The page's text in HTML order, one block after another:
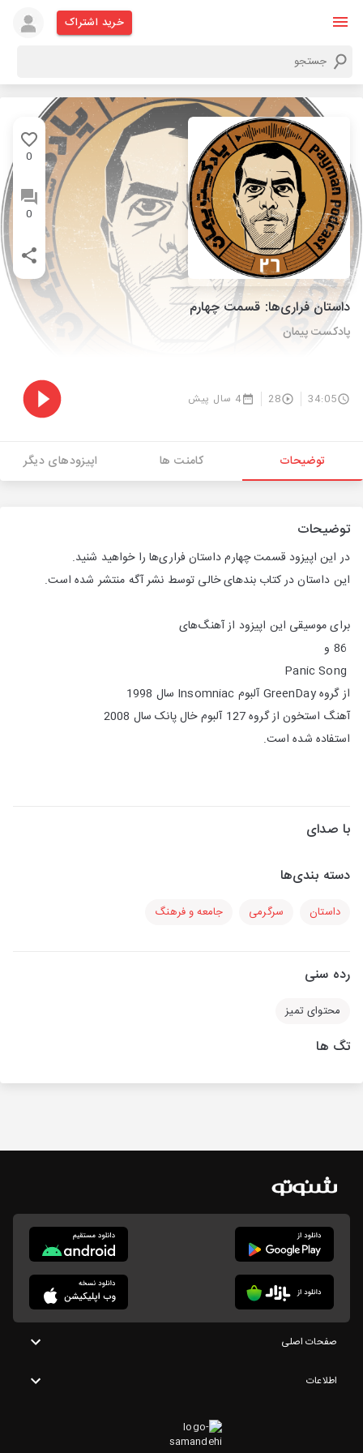
خرید اشتراک
0
0
داستان فراری‌ها: قسمت چهارم
پادکست پیمان
34:05
28 4 سال پیش
توضیحات کامنت ها اپیزودهای دیگر
توضیحات
در این اپیزود قسمت چهارم داستان فراری‌ها را خواهید شنید.
این داستان در کتاب بندهای خالی توسط نشر آگه منتشر شده است.
برای موسیقی این اپیزود از آهنگ‌های
از گروه GreenDay آلبوم Insomniac سال 1998
آهنگ استخون از گروه 127 آلبوم خال پانک سال 2008
استفاده شده است.
با صدای
دسته بندی‌ها
داستان سرگرمی جامعه و فرهنگ
رده سنی
محتوای تمیز
تگ ها
صفحات اصلی
اطلاعات